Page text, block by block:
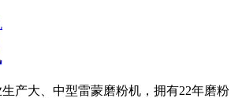
产大、中型雷蒙磨粉机，拥有22年磨粉